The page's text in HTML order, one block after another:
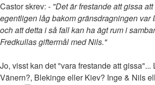
Castor skrev: - "Det är frestande att gissa
egentligen låg bakom gränsdragningen var
och att detta i så fall kan ha ägt rum i
Fredkullas giftermål med Nils."
Jo, visst kan det "vara frestande att gissa"...
Vänern?, Blekinge eller Kiev? Inge & Nils